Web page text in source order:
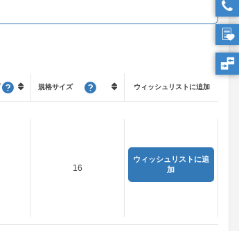
規格サイズ ウィッシュリストに追加
16
ウィッシュリストに追
加